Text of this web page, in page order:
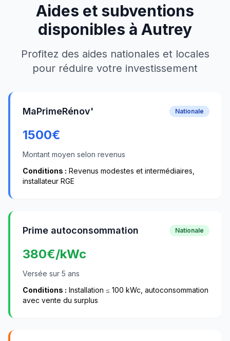
Aides et subventions
disponibles à Autrey
Profitez des aides nationales et locales
pour réduire votre investissement
MaPrimeRénov' Nationale
1500€
Montant moyen selon revenus
Conditions : Revenus modestes et intermédiaires,
installateur RGE
Prime autoconsommation Nationale
380€/kWc
Versée sur 5 ans
Conditions : Installation ≤ 100 kWc, autoconsommation
avec vente du surplus